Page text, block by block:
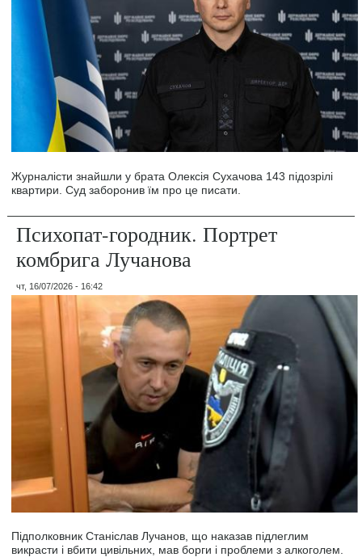
Журналісти знайшли у брата Олексія Сухачова 143 підозрілі
квартири. Суд заборонив їм про це писати.
Психопат-городник. Портрет
комбрига Лучанова
чт, 16/07/2026 - 16:42
Підполковник Станіслав Лучанов, що наказав підлеглим
викрасти і вбити цивільних, мав борги і проблеми з алкоголем.